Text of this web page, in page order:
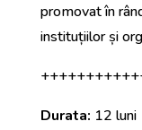
promovat în
instituțiilor și
Durata: 12 luni